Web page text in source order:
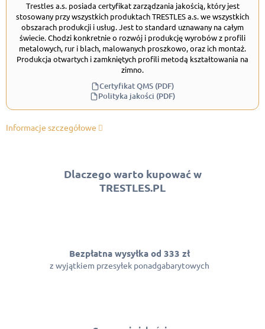
Trestles a.s. posiada certyfikat zarządzania jakością, który jest
stosowany przy wszystkich produktach TRESTLES a.s. we wszystkich
obszarach produkcji i usług. Jest to standard uznawany na całym
świecie. Chodzi konkretnie o rozwój i produkcję wyrobów z profili
metalowych, rur i blach, malowanych proszkowo, oraz ich montaż.
Produkcja otwartych i zamkniętych profili metodą kształtowania na
zimno.
Certyfikat QMS (PDF)
Polityka jakości (PDF)
Informacje szczegółowe
Dlaczego warto kupować w
TRESTLES.PL
Bezpłatna wysyłka od 333 zł
z wyjątkiem przesyłek ponadgabarytowych